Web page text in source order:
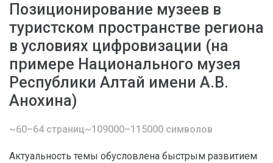
Позиционирование музеев в
туристском пространстве региона
в условиях цифровизации (на
примере Национального музея
Республики Алтай имени А.В.
Анохина)
~60–64 страниц~109000–115000 символов
Актуальность темы обусловлена быстрым развитием